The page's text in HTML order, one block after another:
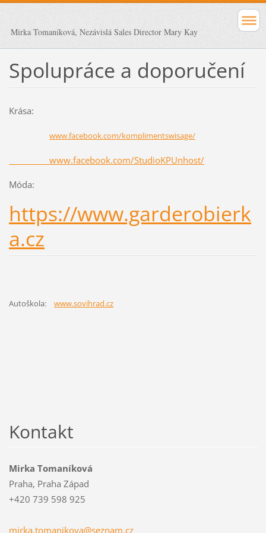
Mirka Tomaníková, Nezávislá Sales Director Mary Kay
Spolupráce a doporučení
Krása:
www.facebook.com/komplimentswisage/
www.facebook.com/StudioKPUnhost/
Móda:
https://www.garderobierk
a.cz
Autoškola: www.sovihrad.cz
Kontakt
Mirka Tomaníková
Praha, Praha Západ
+420 739 598 925
mirka.tomanikova@seznam.cz